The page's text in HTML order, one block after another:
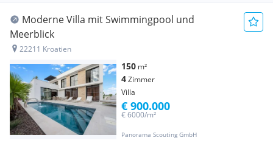
Moderne Villa mit Swimmingpool und
Meerblick
22211 Kroatien
150 m²
4Zimmer
Villa
Panorama Scouting GmbH
€ 6000/m²
€ 900.000